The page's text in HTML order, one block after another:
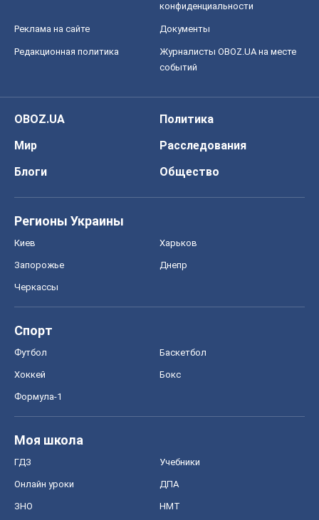
конфиденциальности
Реклама на сайте Документы
Редакционная политика
Журналисты OBOZ.UA на месте
событий
OBOZ.UA
Политика
Мир
Расследования
Блоги
Общество
Регионы Украины
Киев Харьков
Запорожье Днепр
Черкассы
Спорт
Футбол Баскетбол
Хоккей Бокс
Формула-1
Моя школа
ГДЗ Учебники
Онлайн уроки ДПА
ЗНО НМТ